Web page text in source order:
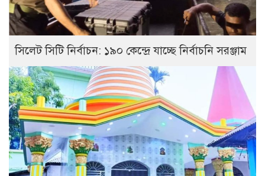
সিলেট সিটি নির্বাচন: ১৯০ কেন্দ্রে যাচ্ছে নির্বাচনি সরঞ্জাম